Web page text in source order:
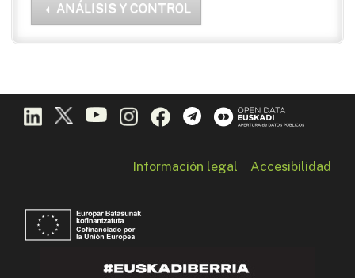
ANÁLISIS Y CONTROL
Información legal Accesibilidad